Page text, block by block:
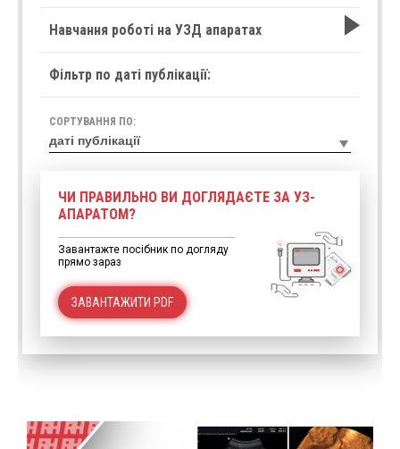
Навчання роботі на УЗД апаратах
Фільтр по даті публікації:
СОРТУВАННЯ ПО:
ЧИ ПРАВИЛЬНО ВИ ДОГЛЯДАЄТЕ ЗА УЗ-
АПАРАТОМ?
Завантажте посібник по догляду
прямо зараз
ЗАВАНТАЖИТИ PDF